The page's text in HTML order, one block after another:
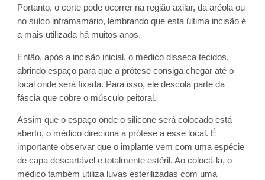
Portanto, o corte pode ocorrer na região axilar, da aréola ou
no sulco inframamário, lembrando que esta última incisão é
a mais utilizada há muitos anos.
Então, após a incisão inicial, o médico disseca tecidos,
abrindo espaço para que a prótese consiga chegar até o
local onde será fixada. Para isso, ele descola parte da
fáscia que cobre o músculo peitoral.
Assim que o espaço onde o silicone será colocado está
aberto, o médico direciona a prótese a esse local. É
importante observar que o implante vem com uma espécie
de capa descartável e totalmente estéril. Ao colocá-la, o
médico também utiliza luvas esterilizadas com uma